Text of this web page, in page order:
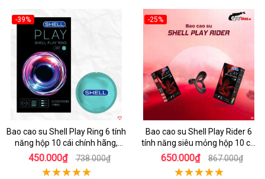
-39%
Bao cao su Shell Play Ring 6 tính
năng hộp 10 cái chính hãng,
tặng vòng keo kéo dài thời gian
450.000₫ 738.000₫
-25%
Bao cao su Shell Play Rider 6
tính năng siêu mỏng hộp 10 cái
tặng vòng kéo dài thời gian
650.000₫ 867.000₫